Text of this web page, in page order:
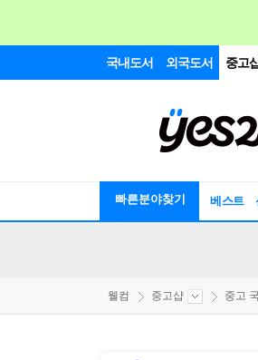
국내도서 외국도서 중고
빠른분야찾기 베스트
웰컴 중고샵 중고